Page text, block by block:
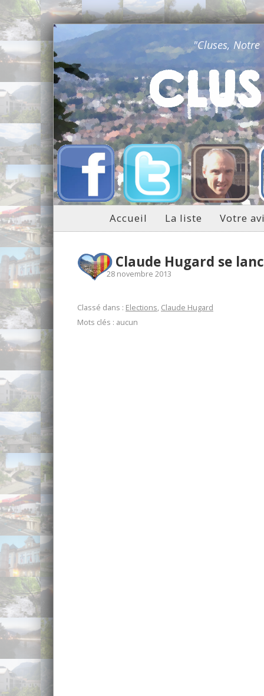
"Cluses,
Accueil La liste Votre
Claude Hugard se
28 novembre 2013
Classé dans : Elections, Claude Hugard
Mots clés : aucun